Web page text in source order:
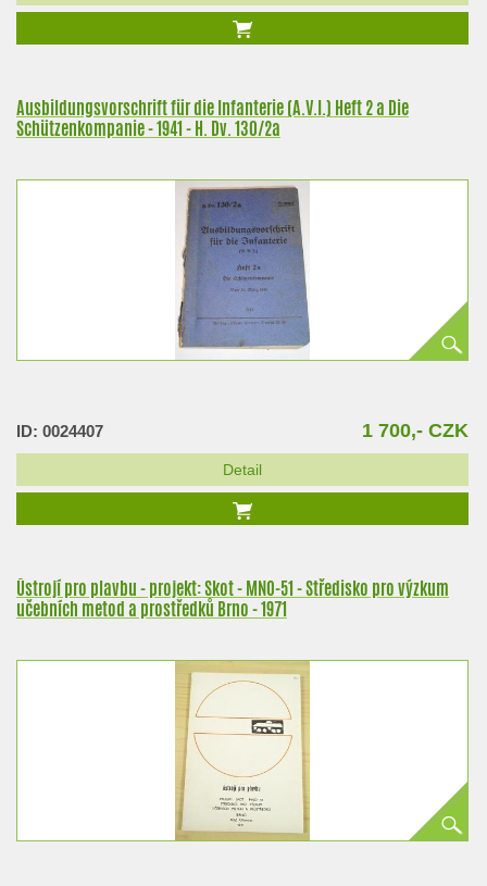
Ausbildungsvorschrift für die Infanterie (A.V.I.) Heft 2 a Die
Schützenkompanie - 1941 - H. Dv. 130/2a
ID: 0024407 1 700,- CZK
Detail
Ústrojí pro plavbu - projekt: Skot - MNO-51 - Středisko pro výzkum
učebních metod a prostředků Brno - 1971